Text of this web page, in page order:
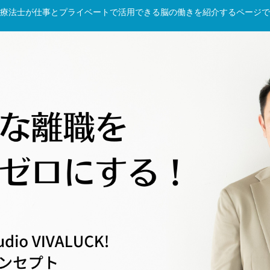
法士が仕事とプライベートで活用できる脳の働きを紹介するページ